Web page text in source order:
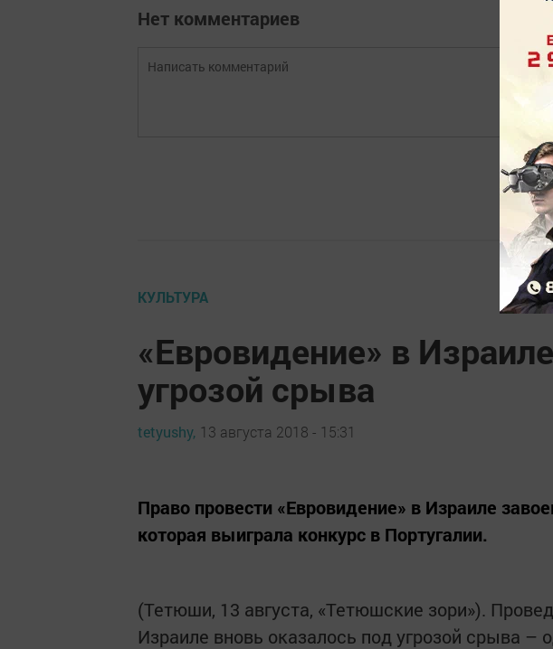
Нет комментариев
КУЛЬТУРА
«Евровидение» в
угрозой срыва
tetyushy, 13 августа 2018 - 15:31
Право провести «Евровидение» в Израиле
которая выиграла конкурс в Португалии.
(Тетюши, 13 августа, «Тетюшские зори»).
Израиле вновь оказалось под угрозой срыва –